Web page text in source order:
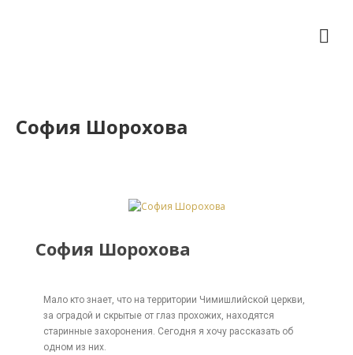
София Шорохова
София Шорохова
Мало кто знает, что на территории Чимишлийской церкви,
за оградой и скрытые от глаз прохожих, находятся
старинные захоронения. Сегодня я хочу рассказать об
одном из них.